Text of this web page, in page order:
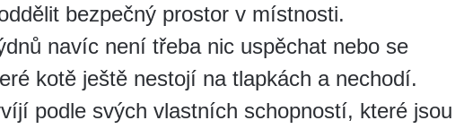
bezpečný prostor v místnosti.
navíc není třeba nic uspěchat nebo se
kotě ještě nestojí na tlapkách a nechodí.
podle svých vlastních schopností, které jsou